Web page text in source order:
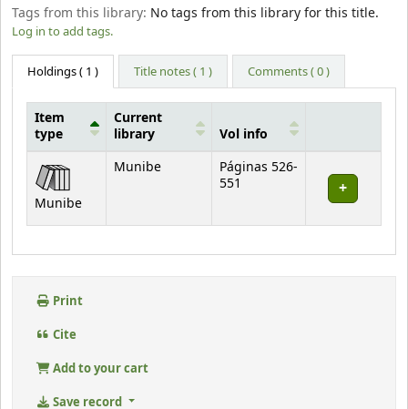
Tags from this library: No tags from this library for this title.
Log in to add tags.
Holdings( 1 ) Title notes ( 1 ) Comments ( 0 )
Holdings
Item
type
Current
library
Vol info
Munibe
Munibe
Páginas 526-
551
Print
Cite
Add to your cart
Save record